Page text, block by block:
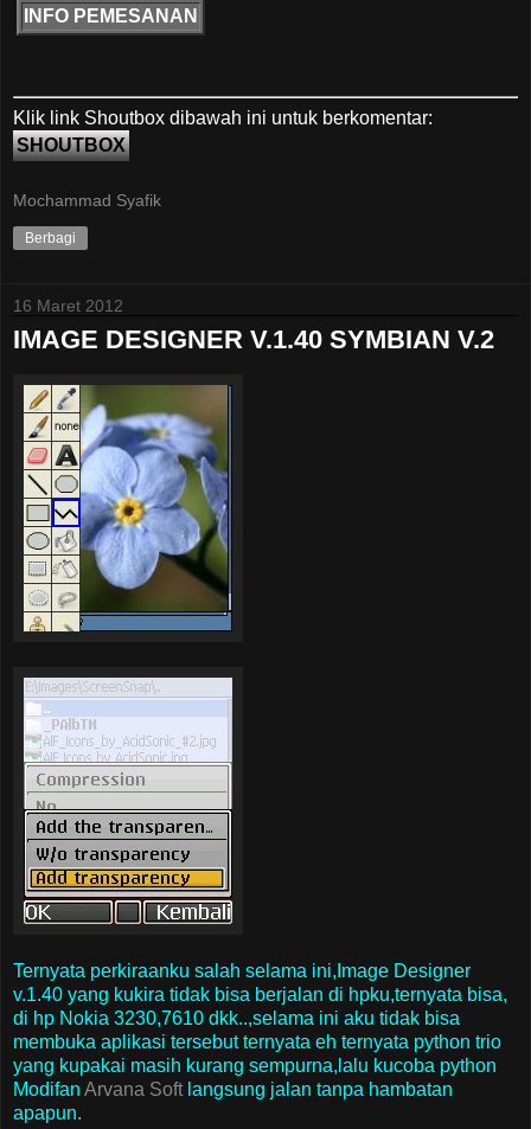
INFO PEMESANAN
Klik link Shoutbox dibawah ini untuk berkomentar:
SHOUTBOX
Mochammad Syafik
Berbagi
16 Maret 2012
IMAGE DESIGNER V.1.40 SYMBIAN V.2
Ternyata perkiraanku salah selama ini,Image Designer
v.1.40 yang kukira tidak bisa berjalan di hpku,ternyata bisa,
di hp Nokia 3230,7610 dkk..,selama ini aku tidak bisa
membuka aplikasi tersebut ternyata eh ternyata python trio
yang kupakai masih kurang sempurna,lalu kucoba python
Modifan Arvana Soft langsung jalan tanpa hambatan
apapun.